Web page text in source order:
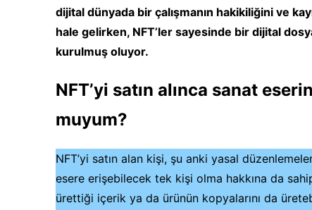
dijital dünyada bir çalışmanın hakikiliğini ve
hale gelirken, NFT’ler sayesinde bir dijital dosya
kurulmuş oluyor.
NFT’yi satın alınca sanat
muyum?
NFT’yi satın alan kişi, şu anki yasal
esere erişebilecek tek kişi olma hakkına da
ürettiği içerik ya da ürünün kopyalarını da